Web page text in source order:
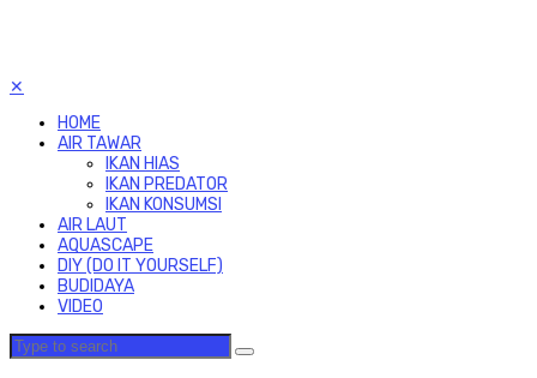
✕
HOME
AIR TAWAR
IKAN HIAS
IKAN PREDATOR
IKAN KONSUMSI
AIR LAUT
AQUASCAPE
DIY (DO IT YOURSELF)
BUDIDAYA
VIDEO